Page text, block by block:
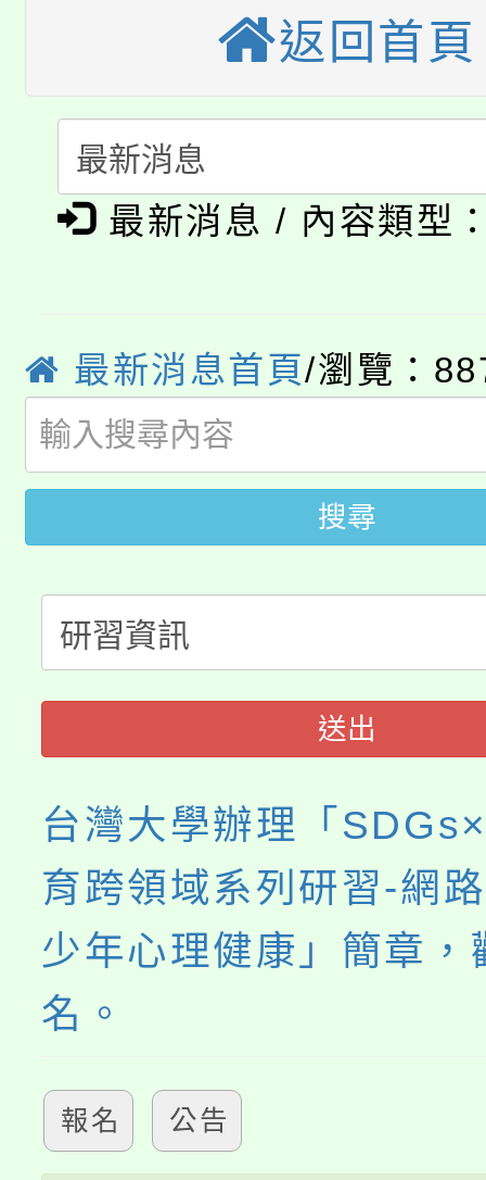
生本土語及新住民語歌
公告本校115學年度第
代理(課)教師甄選結果(
公告本校115學年度第
代理(課)教師甄選結果(
轉知中國文化大學推廣
《TA101》溝通分析基
心理、諮商輔導、社會
系所師生報名參加。
淨零綠生活教案入校路
學籍身 分審查程序及
版
淨零綠領人才培育課程
公告本校115學年度第
代理(課)教師甄選結果(
「2026金融保險知識
車」活動
桃園市115學年度學生
生本土語及新住民語歌
公告本校115學年度第
代理(課)教師甄選結果(
公告本校115學年度第
代理(課)教師甄選結果(
轉知中國文化大學推廣
《TA101》溝通分析基
程，歡迎學生輔導中心
心理、諮商輔導、社會
系所師生報名參加。
返回首頁
最新消息 / 內容類型
最新消息首頁/瀏覽：
搜尋
送出
台灣大學辦理「
育跨領域系列研習-網
少年心理健康」簡章，
名。
報名 公告